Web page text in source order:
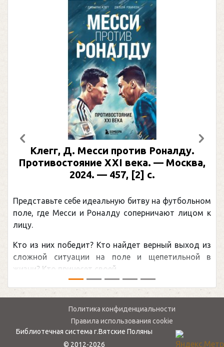
Клегг, Д. Месси против Роналду.
XXI века. — Москва,
2024. — 457, [2] с.
себе идеальную битву на футбольном
где Месси и Роналду соперничают лицом к
из них победит? Кто найдет верный выход из
ситуации на поле и щепетильной в
Кто принесет своей ...
Предыдущий
Политика конфиденциальности
Правила использования cookie
Библиотечная система г.Вятские Поляны
© 2012-2026